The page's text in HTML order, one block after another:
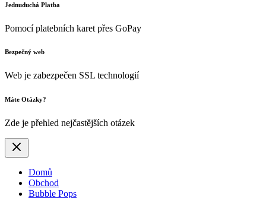
Jednuduchá Platba
Pomocí platebních karet přes GoPay
Bezpečný web
Web je zabezpečen SSL technologií
Máte Otázky?
Zde je přehled nejčastějších otázek
Domů
Obchod
Bubble Pops